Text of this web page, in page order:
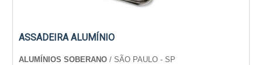
leve, o que torna o transporte e armazenamento
possa ser usado em diferentes situações, de forma
simples e prática. Considerando os benefícios, esse
ASSADEIRA ALUMÍNIO
ALUMÍNIOS SOBERANO / SÃO PAULO - SP